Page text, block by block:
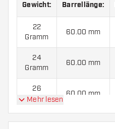
Gewicht: Barrellänge:
22
Gramm
60.00 mm
24
Gramm
60.00 mm
26
Gramm
60.00 mm
Mehr lesen